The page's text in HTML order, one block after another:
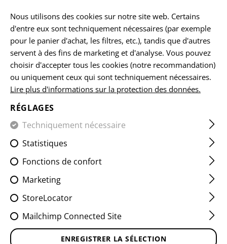
ACCUEIL EQUIPEMENTS LES ÉCUSSONS IR FLAG
DUAL IR PATCH CHE
Nous utilisons des cookies sur notre site web. Certains
d'entre eux sont techniquement nécessaires (par exemple
pour le panier d'achat, les filtres, etc.), tandis que d'autres
servent à des fins de marketing et d'analyse. Vous pouvez
choisir d'accepter tous les cookies (notre recommandation)
ou uniquement ceux qui sont techniquement nécessaires.
Lire plus d'informations sur la protection des données.
RÉGLAGES
Techniquement nécessaire
Statistiques
Fonctions de confort
Marketing
StoreLocator
Mailchimp Connected Site
ENREGISTRER LA SÉLECTION